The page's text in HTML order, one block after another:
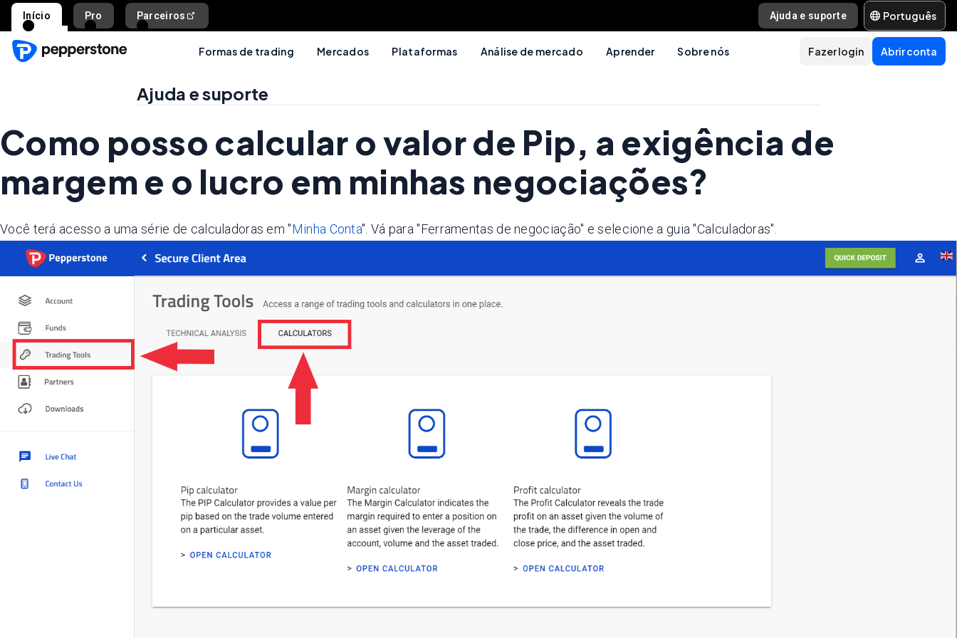
Início Pro Parceiros Ajuda e suporte Português
Formas de trading Mercados Plataformas Análise de mercado Aprender Sobre nós Abrir conta
Fazer login
Ajuda e suporte
Como posso calcular o valor de Pip, a exigência de
margem e o lucro em minhas negociações?
Você terá acesso a uma série de calculadoras em "Minha Conta". Vá para "Ferramentas de negociação" e selecione a guia "Calculadoras".